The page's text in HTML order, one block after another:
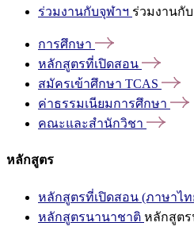
ร่วมงานกับจุฬาฯ ร่วมงานกั
การศึกษา
หลักสูตรที่เปิดสอน
สมัครเข้าศึกษา TCAS
ค่าธรรมเนียมการศึกษา
คณะและสำนักวิชา
หลักสูตร
หลักสูตรที่เปิดสอน (ภาษาไท
หลักสูตรนานาชาติ หลักสูต